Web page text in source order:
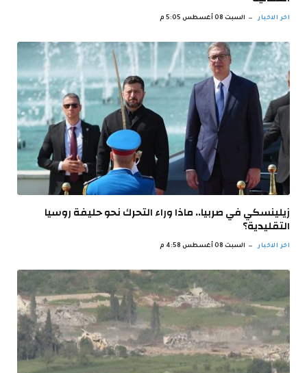
اخر الاخبار السبت 08 أغسطس 5:05 م
زيلينسكي في صربيا.. ماذا وراء التحرك نحو حليفة روسيا
التقليدية؟
اخر الاخبار السبت 08 أغسطس 4:58 م